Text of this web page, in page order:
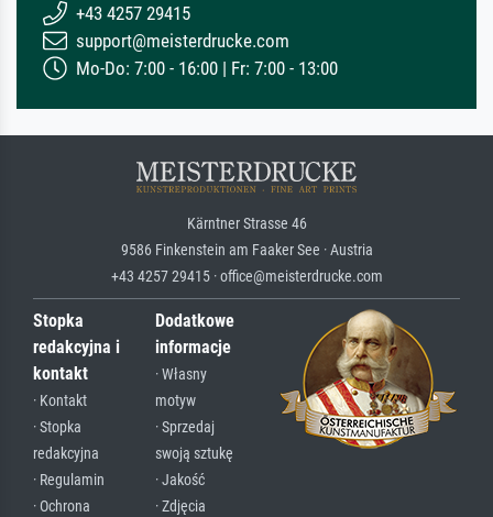
+43 4257 29415
support@meisterdrucke.com
Mo-Do: 7:00 - 16:00 | Fr: 7:00 - 13:00
Kärntner Strasse 46
9586 Finkenstein am Faaker See · Austria
+43 4257 29415 · office@meisterdrucke.com
Stopka
redakcyjna i
kontakt
· Kontakt
· Stopka
redakcyjna
· Regulamin
· Ochrona
Dodatkowe
informacje
· Własny
motyw
· Sprzedaj
swoją sztukę
· Jakość
· Zdjęcia